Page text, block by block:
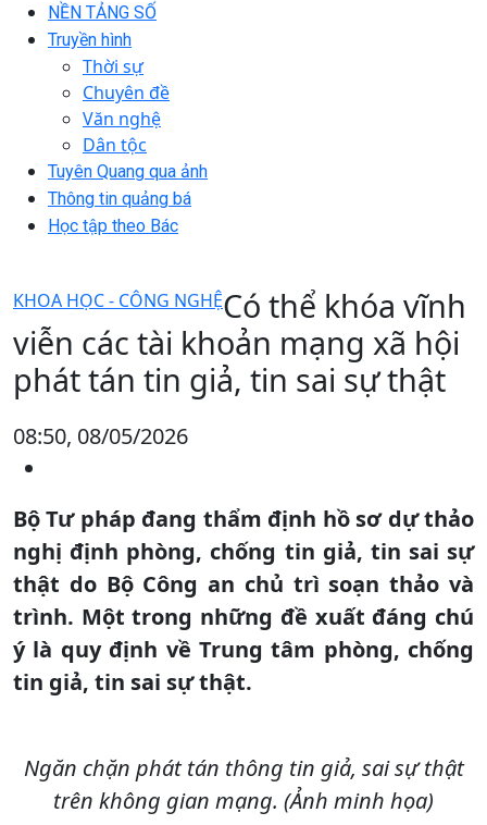
NỀN TẢNG SỐ
Truyền hình
Thời sự
Chuyên đề
Văn nghệ
Dân tộc
Tuyên Quang qua ảnh
Thông tin quảng bá
Học tập theo Bác
KHOA HỌC - CÔNG NGHỆCó thể khóa vĩnh
viễn các tài khoản mạng xã hội
phát tán tin giả, tin sai sự thật
08:50, 08/05/2026
Bộ Tư pháp đang thẩm định hồ sơ dự thảo
nghị định phòng, chống tin giả, tin sai sự
thật do Bộ Công an chủ trì soạn thảo và
trình. Một trong những đề xuất đáng chú
ý là quy định về Trung tâm phòng, chống
tin giả, tin sai sự thật.
Ngăn chặn phát tán thông tin giả, sai sự thật
trên không gian mạng. (Ảnh minh họa)